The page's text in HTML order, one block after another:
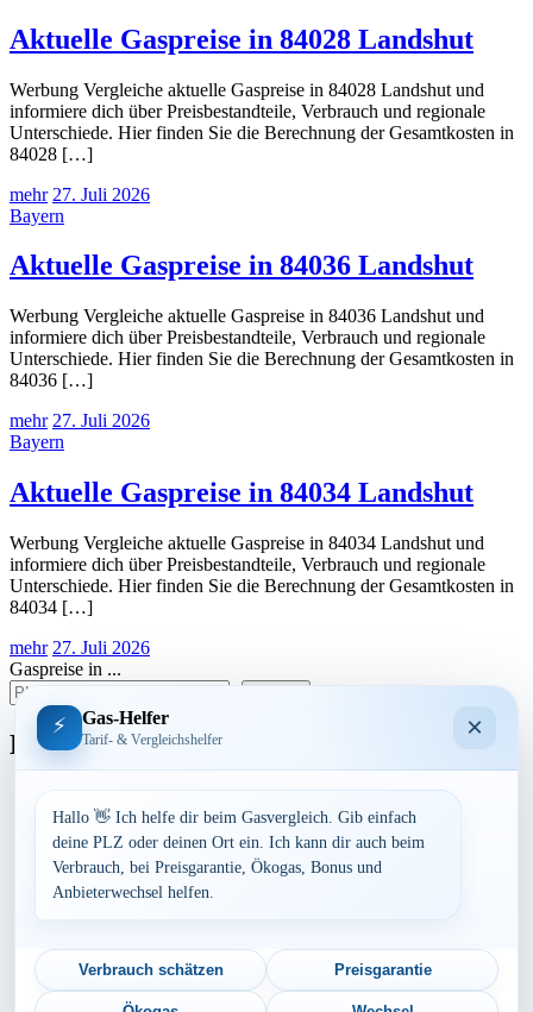
Aktuelle Gaspreise in 84028 Landshut
Werbung Vergleiche aktuelle Gaspreise in 84028 Landshut und
informiere dich über Preisbestandteile, Verbrauch und regionale
Unterschiede. Hier finden Sie die Berechnung der Gesamtkosten in
84028 […]
mehr 27. Juli 2026
Bayern
Aktuelle Gaspreise in 84036 Landshut
Werbung Vergleiche aktuelle Gaspreise in 84036 Landshut und
informiere dich über Preisbestandteile, Verbrauch und regionale
Unterschiede. Hier finden Sie die Berechnung der Gesamtkosten in
84036 […]
mehr 27. Juli 2026
Bayern
Aktuelle Gaspreise in 84034 Landshut
Werbung Vergleiche aktuelle Gaspreise in 84034 Landshut und
informiere dich über Preisbestandteile, Verbrauch und regionale
Unterschiede. Hier finden Sie die Berechnung der Gesamtkosten in
84034 […]
mehr 27. Juli 2026
Gaspreise in ...
Bundesland
Bayern
Berlin
Brandenburg
Hamburg
Mecklenburg-Vorpommern
Niedersachsen
Nordrhein-Westfalen
⚡ Gas-Helfer
Tarif- & Vergleichshelfer ×
Hallo 👋 Ich helfe dir beim Gasvergleich. Gib einfach
deine PLZ oder deinen Ort ein. Ich kann dir auch beim
Verbrauch, bei Preisgarantie, Ökogas, Bonus und
Anbieterwechsel helfen.
Verbrauch schätzen Preisgarantie